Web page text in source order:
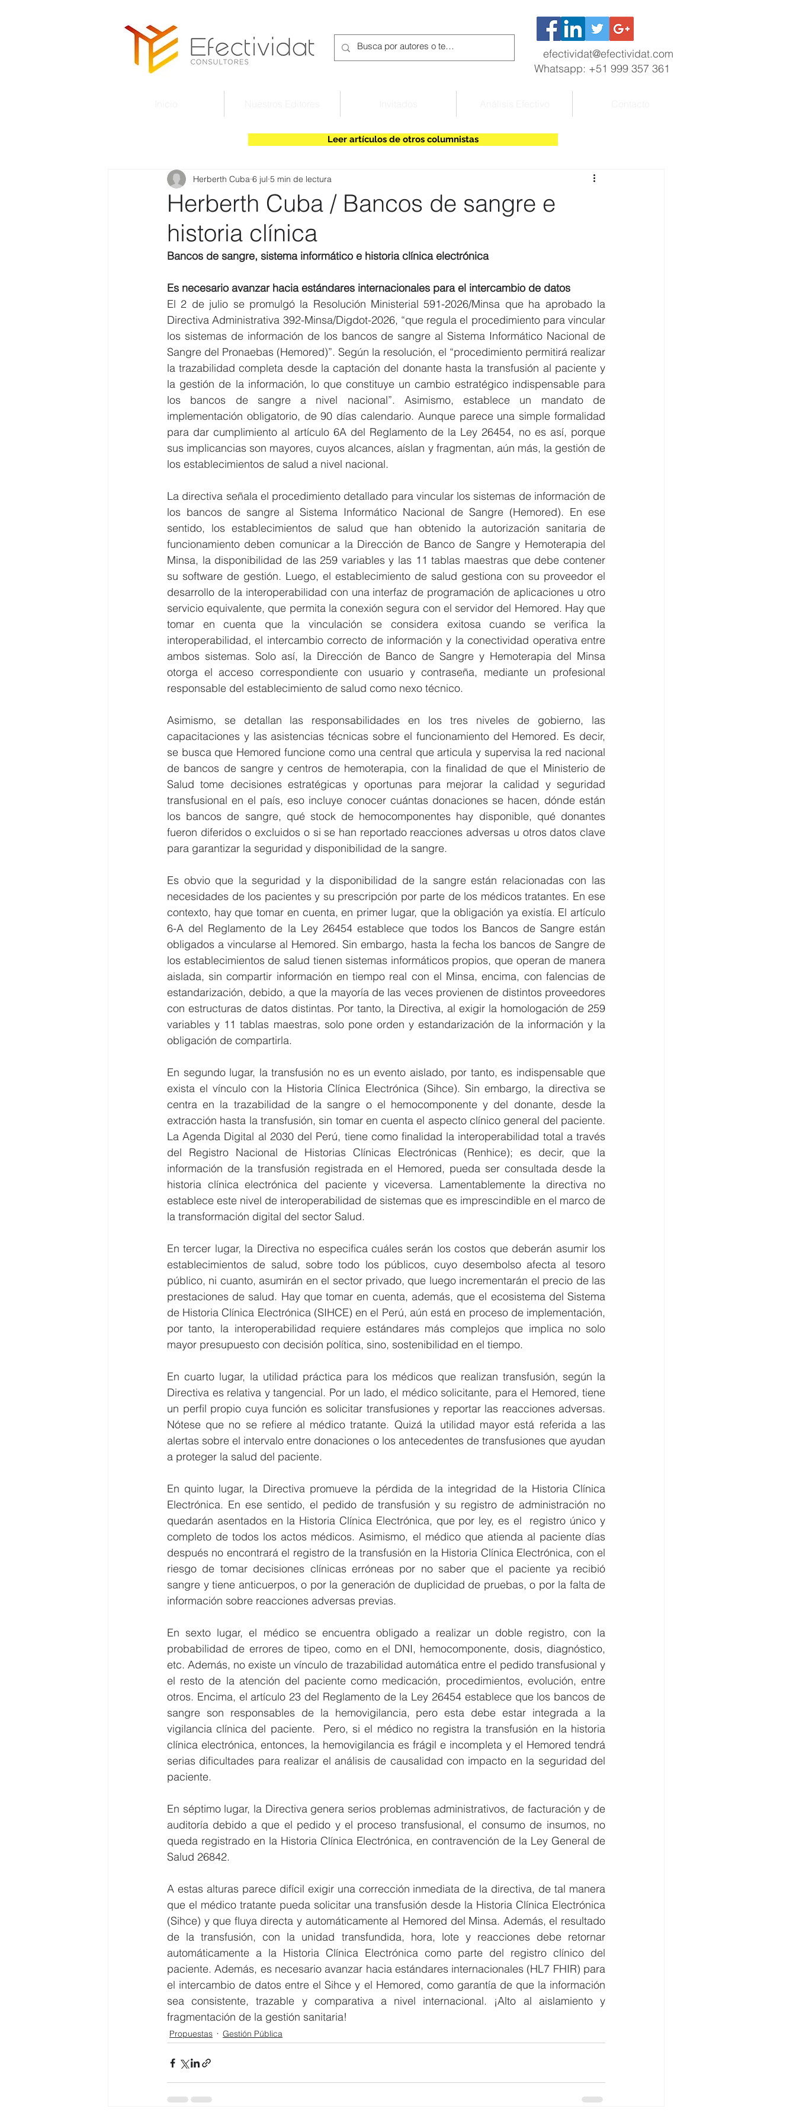
efectividat@efectividat.com
Whatsapp: +51 999 357 361
Leer artículos de otros columnistas
Herberth Cuba / Bancos de sangre e
historia clínica
Herberth Cuba 6 jul 5 min de lectura
Bancos de sangre, sistema informático e historia clínica electrónica
Es necesario avanzar hacia estándares internacionales para el intercambio de datos
El 2 de julio se promulgó la Resolución Ministerial 591-2026/Minsa que ha aprobado la
Directiva Administrativa 392-Minsa/Digdot-2026, “que regula el procedimiento para vincular
los sistemas de información de los bancos de sangre al Sistema Informático Nacional de
Sangre del Pronaebas (Hemored)”. Según la resolución, el “procedimiento permitirá realizar
la trazabilidad completa desde la captación del donante hasta la transfusión al paciente y
la gestión de la información, lo que constituye un cambio estratégico indispensable para
los bancos de sangre a nivel nacional”. Asimismo, establece un mandato de
implementación obligatorio, de 90 días calendario. Aunque parece una simple formalidad
para dar cumplimiento al artículo 6A del Reglamento de la Ley 26454, no es así, porque
sus implicancias son mayores, cuyos alcances, aíslan y fragmentan, aún más, la gestión de
los establecimientos de salud a nivel nacional.
La directiva señala el procedimiento detallado para vincular los sistemas de información de
los bancos de sangre al Sistema Informático Nacional de Sangre (Hemored). En ese
sentido, los establecimientos de salud que han obtenido la autorización sanitaria de
funcionamiento deben comunicar a la Dirección de Banco de Sangre y Hemoterapia del
Minsa, la disponibilidad de las 259 variables y las 11 tablas maestras que debe contener
su software de gestión. Luego, el establecimiento de salud gestiona con su proveedor el
desarrollo de la interoperabilidad con una interfaz de programación de aplicaciones u otro
servicio equivalente, que permita la conexión segura con el servidor del Hemored. Hay que
tomar en cuenta que la vinculación se considera exitosa cuando se verifica la
interoperabilidad, el intercambio correcto de información y la conectividad operativa entre
ambos sistemas. Solo así, la Dirección de Banco de Sangre y Hemoterapia del Minsa
otorga el acceso correspondiente con usuario y contraseña, mediante un profesional
responsable del establecimiento de salud como nexo técnico.
Asimismo, se detallan las responsabilidades en los tres niveles de gobierno, las
capacitaciones y las asistencias técnicas sobre el funcionamiento del Hemored. Es decir,
se busca que Hemored funcione como una central que articula y supervisa la red nacional
de bancos de sangre y centros de hemoterapia, con la finalidad de que el Ministerio de
Salud tome decisiones estratégicas y oportunas para mejorar la calidad y seguridad
transfusional en el país, eso incluye conocer cuántas donaciones se hacen, dónde están
los bancos de sangre, qué stock de hemocomponentes hay disponible, qué donantes
fueron diferidos o excluidos o si se han reportado reacciones adversas u otros datos clave
para garantizar la seguridad y disponibilidad de la sangre.
Es obvio que la seguridad y la disponibilidad de la sangre están relacionadas con las
necesidades de los pacientes y su prescripción por parte de los médicos tratantes. En ese
contexto, hay que tomar en cuenta, en primer lugar, que la obligación ya existía. El artículo
6-A del Reglamento de la Ley 26454 establece que todos los Bancos de Sangre están
obligados a vincularse al Hemored. Sin embargo, hasta la fecha los bancos de Sangre de
los establecimientos de salud tienen sistemas informáticos propios, que operan de manera
aislada, sin compartir información en tiempo real con el Minsa, encima, con falencias de
estandarización, debido, a que la mayoría de las veces provienen de distintos proveedores
con estructuras de datos distintas. Por tanto, la Directiva, al exigir la homologación de 259
variables y 11 tablas maestras, solo pone orden y estandarización de la información y la
obligación de compartirla.
En segundo lugar, la transfusión no es un evento aislado, por tanto, es indispensable que
exista el vínculo con la Historia Clínica Electrónica (Sihce). Sin embargo, la directiva se
centra en la trazabilidad de la sangre o el hemocomponente y del donante, desde la
extracción hasta la transfusión, sin tomar en cuenta el aspecto clínico general del paciente.
La Agenda Digital al 2030 del Perú, tiene como finalidad la interoperabilidad total a través
del Registro Nacional de Historias Clínicas Electrónicas (Renhice); es decir, que la
información de la transfusión registrada en el Hemored, pueda ser consultada desde la
historia clínica electrónica del paciente y viceversa. Lamentablemente la directiva no
establece este nivel de interoperabilidad de sistemas que es imprescindible en el marco de
la transformación digital del sector Salud.
En tercer lugar, la Directiva no especifica cuáles serán los costos que deberán asumir los
establecimientos de salud, sobre todo los públicos, cuyo desembolso afecta al tesoro
público, ni cuanto, asumirán en el sector privado, que luego incrementarán el precio de las
prestaciones de salud. Hay que tomar en cuenta, además, que el ecosistema del Sistema
de Historia Clínica Electrónica (SIHCE) en el Perú, aún está en proceso de implementación,
por tanto, la interoperabilidad requiere estándares más complejos que implica no solo
mayor presupuesto con decisión política, sino, sostenibilidad en el tiempo.
En cuarto lugar, la utilidad práctica para los médicos que realizan transfusión, según la
Directiva es relativa y tangencial. Por un lado, el médico solicitante, para el Hemored, tiene
un perfil propio cuya función es solicitar transfusiones y reportar las reacciones adversas.
Nótese que no se refiere al médico tratante. Quizá la utilidad mayor está referida a las
alertas sobre el intervalo entre donaciones o los antecedentes de transfusiones que ayudan
a proteger la salud del paciente.
En quinto lugar, la Directiva promueve la pérdida de la integridad de la Historia Clínica
Electrónica. En ese sentido, el pedido de transfusión y su registro de administración no
quedarán asentados en la Historia Clínica Electrónica, que por ley, es el  registro único y
completo de todos los actos médicos. Asimismo, el médico que atienda al paciente días
después no encontrará el registro de la transfusión en la Historia Clínica Electrónica, con el
riesgo de tomar decisiones clínicas erróneas por no saber que el paciente ya recibió
sangre y tiene anticuerpos, o por la generación de duplicidad de pruebas, o por la falta de
información sobre reacciones adversas previas.
En sexto lugar, el médico se encuentra obligado a realizar un doble registro, con la
probabilidad de errores de tipeo, como en el DNI, hemocomponente, dosis, diagnóstico,
etc. Además, no existe un vínculo de trazabilidad automática entre el pedido transfusional y
el resto de la atención del paciente como medicación, procedimientos, evolución, entre
otros. Encima, el artículo 23 del Reglamento de la Ley 26454 establece que los bancos de
sangre son responsables de la hemovigilancia, pero esta debe estar integrada a la
vigilancia clínica del paciente.  Pero, si el médico no registra la transfusión en la historia
clínica electrónica, entonces, la hemovigilancia es frágil e incompleta y el Hemored tendrá
serias dificultades para realizar el análisis de causalidad con impacto en la seguridad del
paciente.
En séptimo lugar, la Directiva genera serios problemas administrativos, de facturación y de
auditoría debido a que el pedido y el proceso transfusional, el consumo de insumos, no
queda registrado en la Historia Clínica Electrónica, en contravención de la Ley General de
Salud 26842.
A estas alturas parece difícil exigir una corrección inmediata de la directiva, de tal manera
que el médico tratante pueda solicitar una transfusión desde la Historia Clínica Electrónica
(Sihce) y que fluya directa y automáticamente al Hemored del Minsa. Además, el resultado
de la transfusión, con la unidad transfundida, hora, lote y reacciones debe retornar
automáticamente a la Historia Clínica Electrónica como parte del registro clínico del
paciente. Además, es necesario avanzar hacia estándares internacionales (HL7 FHIR) para
el intercambio de datos entre el Sihce y el Hemored, como garantía de que la información
sea consistente, trazable y comparativa a nivel internacional. ¡Alto al aislamiento y
fragmentación de la gestión sanitaria!
Propuestas Gestión Pública